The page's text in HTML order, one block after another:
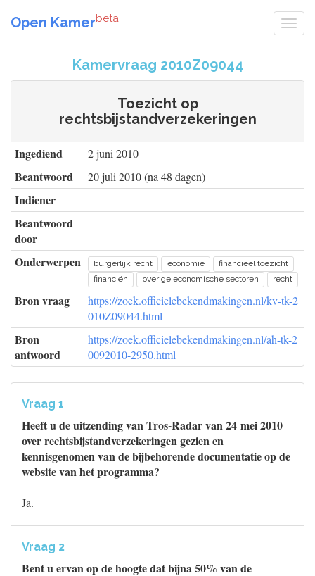
Open Kamerbeta
Kamervraag 2010Z09044
Toezicht op
rechtsbijstandverzekeringen
Ingediend 2 juni 2010
Beantwoord 20 juli 2010 (na 48 dagen)
Indiener
Beantwoord
door
Onderwerpen
burgerlijk recht economie
financieel toezicht
financiën
overige economische sectoren recht
Bron vraag
https://zoek.officielebekendmakingen.nl/kv-tk-2
010Z09044.html
Bron
antwoord
https://zoek.officielebekendmakingen.nl/ah-tk-2
0092010-2950.html
Vraag 1
Heeft u de uitzending van Tros-Radar van 24 mei 2010
over rechtsbijstandverzekeringen gezien en
kennisgenomen van de bijbehorende documentatie op de
website van het programma?
Ja.
Vraag 2
Bent u ervan op de hoogte dat bijna 50% van de